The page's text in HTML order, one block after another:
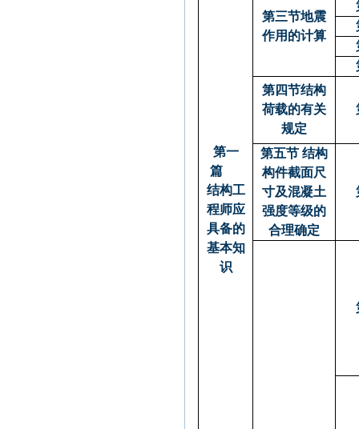
第一
篇
结构工
程师应
具备的
基本知
识
第三节地震
作用的计算
第四节结构
荷载的有关
规定
第五节 结构
构件截面尺
寸及混凝土
强度等级的
合理确定